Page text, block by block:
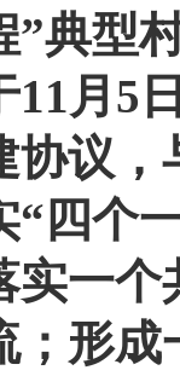
”典型
11月5
协议，
“四个
实一个
；形成